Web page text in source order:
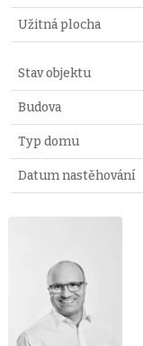
Užitná plocha
Stav objektu
Budova
Typ domu
Datum nastěhování